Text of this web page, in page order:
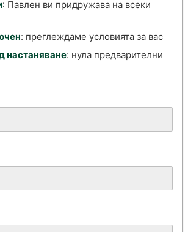
: Павлен ви придружава на всеки
: преглеждаме условията за вас
настаняване: нула предварителни